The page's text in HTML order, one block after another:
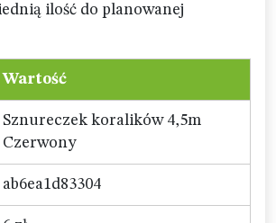
ilość do planowanej
Wartość
Sznureczek koralików 4,5m
Czerwony
ab6ea1d83304